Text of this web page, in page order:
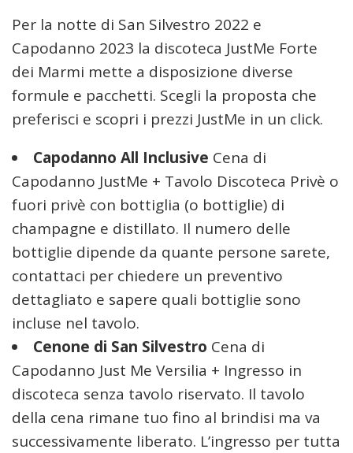
Per la notte di San Silvestro 2022 e
Capodanno 2023 la discoteca JustMe Forte
dei Marmi mette a disposizione diverse
formule e pacchetti. Scegli la proposta che
preferisci e scopri i prezzi JustMe in un click.
Capodanno All Inclusive Cena di
Capodanno JustMe + Tavolo Discoteca Privè o
fuori privè con bottiglia (o bottiglie) di
champagne e distillato. Il numero delle
bottiglie dipende da quante persone sarete,
contattaci per chiedere un preventivo
dettagliato e sapere quali bottiglie sono
incluse nel tavolo.
Cenone di San Silvestro Cena di
Capodanno Just Me Versilia + Ingresso in
discoteca senza tavolo riservato. Il tavolo
della cena rimane tuo fino al brindisi ma va
successivamente liberato. L’ingresso per tutta